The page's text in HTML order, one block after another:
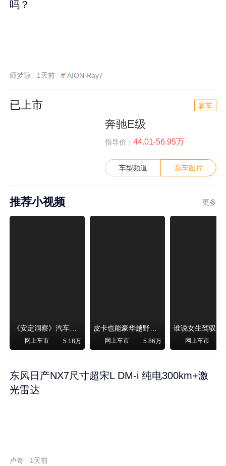
吗？
师梦琼 1天前 # AION Ray7
已上市 新车
奔驰E级
指导价： 44.01-56.95万
车型频道 新车图片
推荐小视频 更多
《安定洞察》汽车烧不烧油，和石油安全无关！
网上车市 5.18万
皮卡也能豪华越野！纵横F700上市，限时卖29.99万起
网上车市 5.86万 网上车市
东风日产NX7尺寸超宋L DM-i 纯电300km+激
光雷达
卢奇 1天前